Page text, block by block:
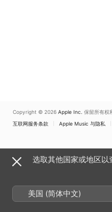
Copyright © 2026 Apple Inc. 保留所有权
互联网服务条款
Apple Music 与隐私
选取其他国家或地区
美国 (简体中文)